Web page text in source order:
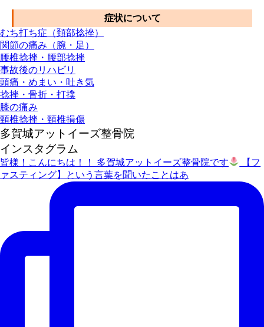
症状について
むち打ち症（頚部捻挫）
関節の痛み（腕・足）
腰椎捻挫・腰部捻挫
事故後のリハビリ
頭痛・めまい・吐き気
捻挫・骨折・打撲
膝の痛み
頸椎捻挫・頸椎損傷
多賀城アットイーズ整骨院
インスタグラム
皆様！こんにちは！！ 多賀城アットイーズ整骨院です
【フ
ァスティング】という言葉を聞いたことはあ